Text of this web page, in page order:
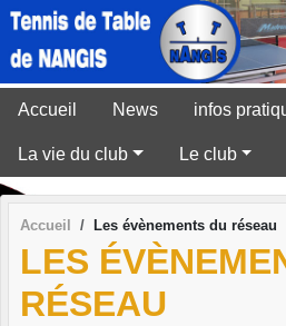
Accueil News infos
La vie du club Le club
Accueil Les évènements du réseau
LES
RÉSEAU
Panneau de gestion des cookies